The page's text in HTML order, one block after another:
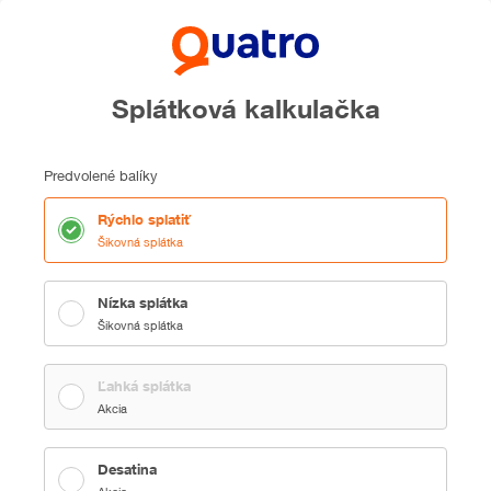
Splátková kalkulačka
Predvolené balíky
Rýchlo splatiť
Šikovná splátka
Nízka splátka
Šikovná splátka
Ľahká splátka
Akcia
Desatina